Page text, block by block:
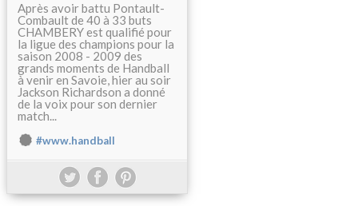
Après avoir battu Pontault-
Combault de 40 à 33 buts
CHAMBERY est qualifié pour
la ligue des champions pour la
saison 2008 - 2009 des
grands moments de Handball
à venir en Savoie, hier au soir
Jackson Richardson a donné
de la voix pour son dernier
match...
#www.handball